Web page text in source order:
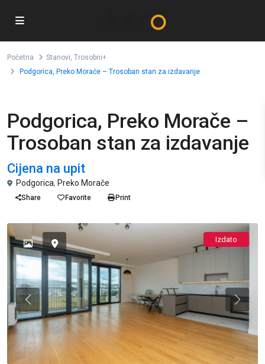
Početna Stanovi, Trosobni+
Podgorica, Preko Morače – Trosoban stan za izdavanje
Podgorica, Preko Morače –
Trosoban stan za izdavanje
Cijena na upit
Podgorica, Preko Morače
Share Favorite Print
Izdato
Previous